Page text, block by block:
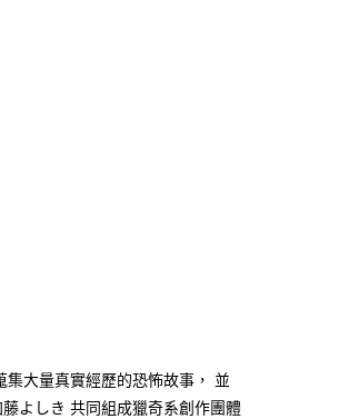
付款」的支付方式。 讓您購物簡單
、不需儲值。
，即可結帳。
款。
」後，將跳轉至「AFTEE先享後
額後，即可完成結帳。
此簡訊中的連結，可透過四大超商
款，方視為交易完成。
刻繳費，但若您需要取消訂單，請聯
消之訂單仍視為有效，需透過AFTEE
運費
運費
)免運費
大量真實經歷的恐怖故事， 並
よしき 共同組成獵奇系創作團體